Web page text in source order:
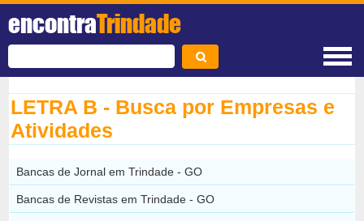
encontraTrindade
LETRA B - Busca por Empresas e
Atividades
Bancas de Jornal em Trindade - GO
Bancas de Revistas em Trindade - GO